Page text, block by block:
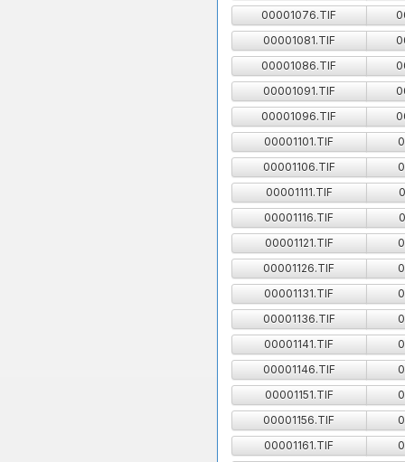
00001076.TIF
00001081.TIF
00001086.TIF
00001091.TIF
00001096.TIF
00001101.TIF
00001106.TIF
00001111.TIF
00001116.TIF
00001121.TIF
00001126.TIF
00001131.TIF
00001136.TIF
00001141.TIF
00001146.TIF
00001151.TIF
00001156.TIF
00001161.TIF